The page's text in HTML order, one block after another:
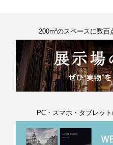
200m²のスペースに数百
PC・スマホ・タブレッ